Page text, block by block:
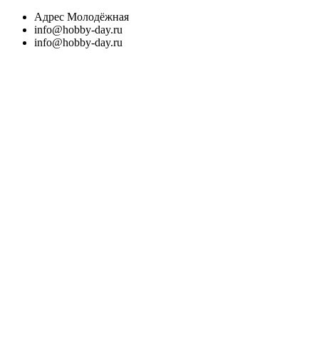
Адрес Молодёжная
info@hobby-day.ru
info@hobby-day.ru